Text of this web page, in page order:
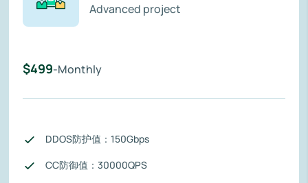
Advanced project
$499-Monthly
DDOS防护值：150Gbps
CC防御值：30000QPS